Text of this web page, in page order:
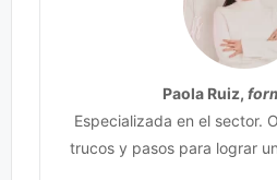
Paola Ruiz,
Especializada en el sector.
trucos y pasos para lograr